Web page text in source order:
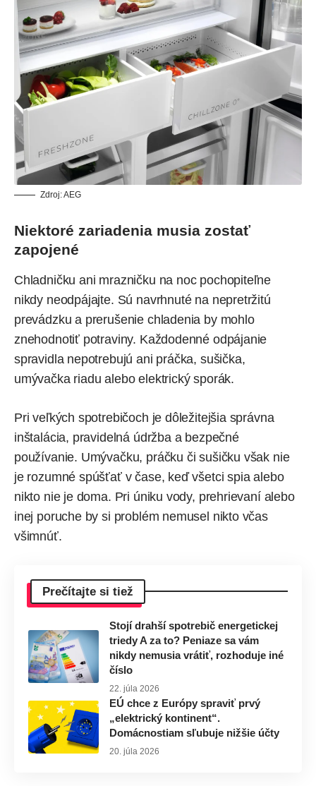
Zdroj: AEG
Niektoré zariadenia musia zostať
zapojené
Chladničku ani mrazničku na noc pochopiteľne
nikdy neodpájajte. Sú navrhnuté na nepretržitú
prevádzku a prerušenie chladenia by mohlo
znehodnotiť potraviny. Každodenné odpájanie
spravidla nepotrebujú ani práčka, sušička,
umývačka riadu alebo elektrický sporák.
Pri veľkých spotrebičoch je dôležitejšia správna
inštalácia, pravidelná údržba a bezpečné
používanie. Umývačku, práčku či sušičku však nie
je rozumné spúšťať v čase, keď všetci spia alebo
nikto nie je doma. Pri úniku vody, prehrievaní alebo
inej poruche by si problém nemusel nikto včas
všimnúť.
Prečítajte si tiež
Stojí drahší spotrebič energetickej
triedy A za to? Peniaze sa vám
nikdy nemusia vrátiť, rozhoduje iné
číslo
22. júla 2026
EÚ chce z Európy spraviť prvý
„elektrický kontinent“.
Domácnostiam sľubuje nižšie účty
20. júla 2026